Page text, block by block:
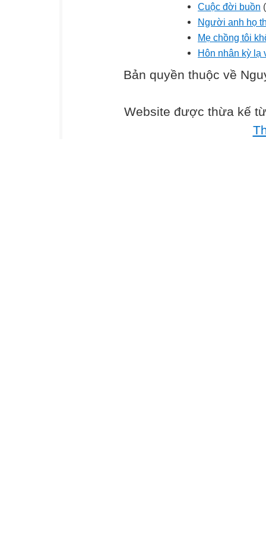
Cuộc đời buồn
Người anh họ
Mẹ chồng tôi
Hôn nhân kỳ
Bản quyền thuộc về
Website được thừa kế